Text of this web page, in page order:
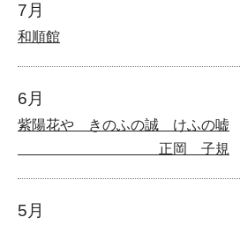
7月
和順館
6月
紫陽花や きのふの誠 けふの嘘
正岡 子規
5月